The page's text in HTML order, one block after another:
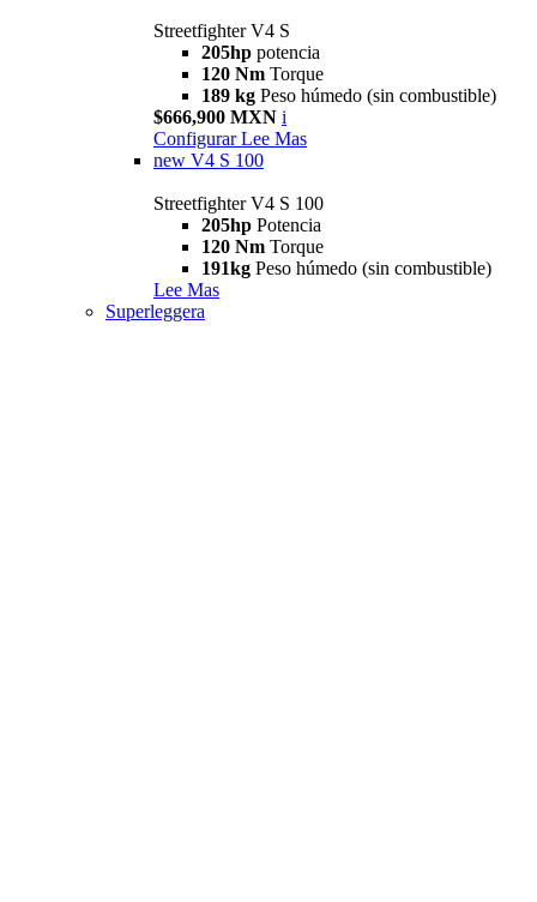
Streetfighter V4 S
205hp potencia
120 Nm Torque
189 kg Peso húmedo (sin combustible)
$666,900 MXN i
Configurar Lee Mas
new V4 S 100
Streetfighter V4 S 100
205hp Potencia
120 Nm Torque
191kg Peso húmedo (sin combustible)
Lee Mas
Superleggera